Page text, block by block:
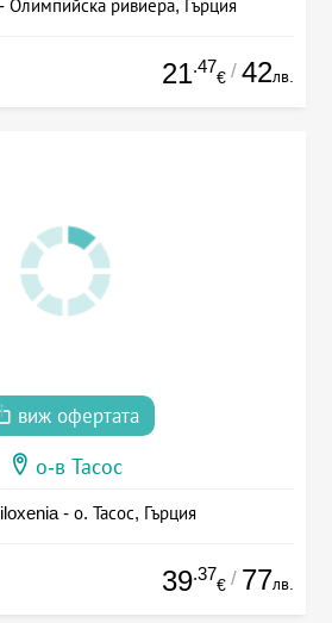
Олимпийска ривиера, Гърция
21.47
€ / 42лв.
виж офертата
о-в Тасос
- о. Тасос, Гърция
39.37
€ / 77лв.